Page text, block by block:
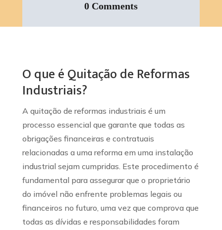
0 Comments
O que é Quitação de Reformas
Industriais?
A quitação de reformas industriais é um
processo essencial que garante que todas as
obrigações financeiras e contratuais
relacionadas a uma reforma em uma instalação
industrial sejam cumpridas. Este procedimento é
fundamental para assegurar que o proprietário
do imóvel não enfrente problemas legais ou
financeiros no futuro, uma vez que comprova que
todas as dívidas e responsabilidades foram